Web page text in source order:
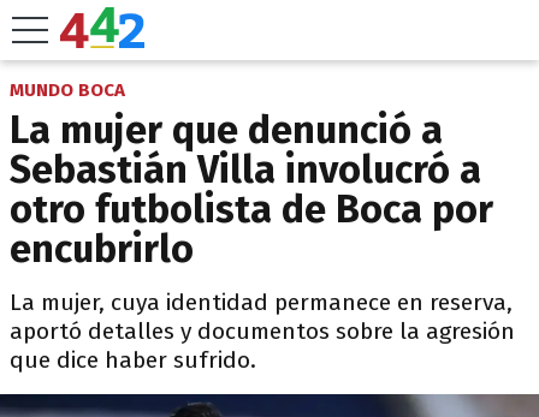
MUNDO BOCA
La mujer que denunció a
Sebastián Villa involucró a
otro futbolista de Boca por
encubrirlo
La mujer, cuya identidad permanece en reserva,
aportó detalles y documentos sobre la agresión
que dice haber sufrido.